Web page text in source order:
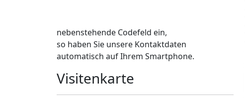
nebenstehende Codefeld ein,
so haben Sie unsere Kontaktdaten
automatisch auf Ihrem Smartphone.
Visitenkarte